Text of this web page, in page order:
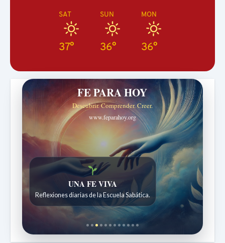
SAT
37°
SUN
36°
MON
36°
FE PARA HOY
Descubrir. Comprender. Creer.
www.feparahoy.org
Historias bíblicas para maravillarse
Historias bíblicas para niños de 7 a 12 años.